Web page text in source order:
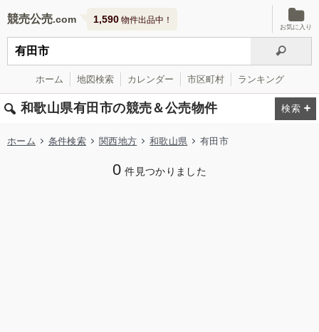
競売公売 1,590 物件出品中！
お気に入り
ホーム 地図検索 カレンダー 市区町村 ランキング
和歌山県有田市の競売＆公売物件
ホーム 条件検索 関西地方 和歌山県 有田市
0 件見つかりました